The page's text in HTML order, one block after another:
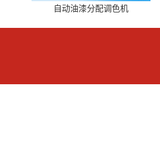
自动油漆分配调色机